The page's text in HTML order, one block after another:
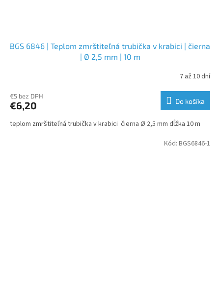
BGS 6846 | Teplom zmrštiteľná trubička v krabici | čierna
| Ø 2,5 mm | 10 m
7 až 10 dní
€5 bez DPH
€6,20 Do košíka
teplom zmrštiteľná trubička v krabici čierna Ø 2,5 mm dĺžka 10 m
Kód: BGS6846-1